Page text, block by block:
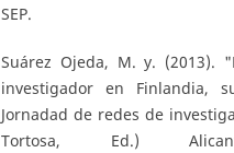
SEP.
Suárez Ojeda, M. y. (2013).
investigador en Finlandia,
Jornadad de redes de
Tortosa, Ed.)